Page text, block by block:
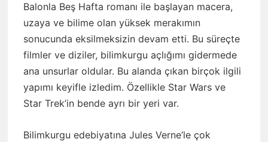
Balonla Beş Hafta romanı ile başlayan macera,
uzaya ve bilime olan yüksek merakımın
sonucunda eksilmeksizin devam etti. Bu süreçte
filmler ve diziler, bilimkurgu açlığımı gidermede
ana unsurlar oldular. Bu alanda çıkan birçok ilgili
yapımı keyifle izledim. Özellikle Star Wars ve
Star Trek’in bende ayrı bir yeri var.
Bilimkurgu edebiyatına Jules Verne’le çok